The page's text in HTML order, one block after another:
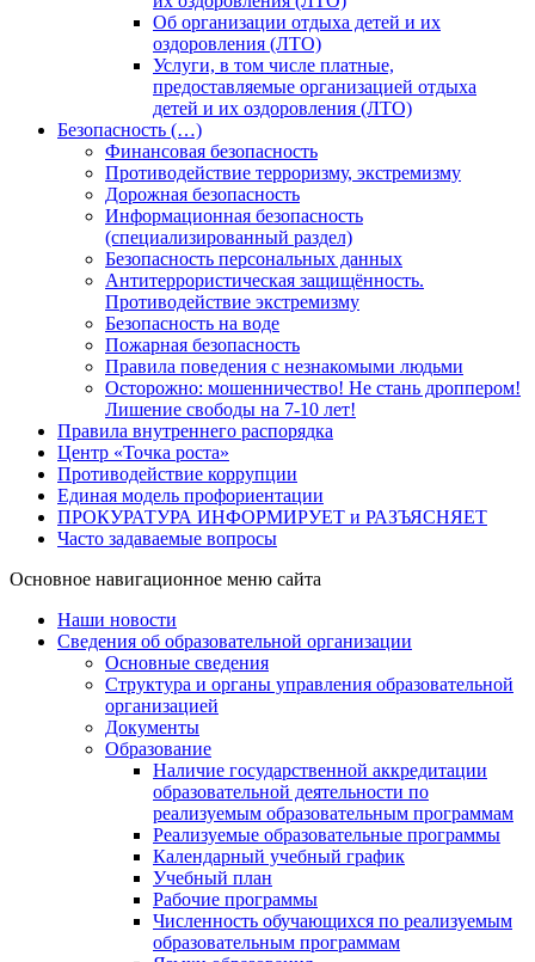
Об организации отдыха детей и их
оздоровления (ЛТО)
Услуги, в том числе платные,
предоставляемые организацией отдыха
детей и их оздоровления (ЛТО)
Безопасность (…)
Финансовая безопасность
Противодействие терроризму, экстремизму
Дорожная безопасность
Информационная безопасность
(специализированный раздел)
Безопасность персональных данных
Антитеррористическая защищённость.
Противодействие экстремизму
Безопасность на воде
Пожарная безопасность
Правила поведения с незнакомыми людьми
Осторожно: мошенничество! Не стань дроппером!
Лишение свободы на 7-10 лет!
Правила внутреннего распорядка
Центр «Точка роста»
Противодействие коррупции
Единая модель профориентации
ПРОКУРАТУРА ИНФОРМИРУЕТ и РАЗЪЯСНЯЕТ
Часто задаваемые вопросы
Основное навигационное меню сайта
Наши новости
Сведения об образовательной организации
Основные сведения
Структура и органы управления образовательной
организацией
Документы
Образование
Наличие государственной аккредитации
образовательной деятельности по
реализуемым образовательным программам
Реализуемые образовательные программы
Календарный учебный график
Учебный план
Рабочие программы
Численность обучающихся по реализуемым
образовательным программам